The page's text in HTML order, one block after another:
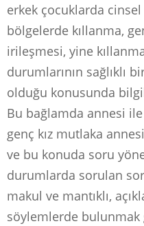
erkek çocuklarda
bölgelerde kıllanma,
irileşmesi, yine
durumlarının sağlıklı
olduğu konusunda
Bu bağlamda annesi
genç kız mutlaka
ve bu konuda soru
durumlarda sorulan
makul ve mantıklı,
söylemlerde bulunmak